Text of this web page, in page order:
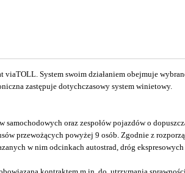
viaTOLL. System swoim działaniem obejmuje
zastępuje dotychczasowy system winietowy.
oraz zespołów pojazdów o
przewożących powyżej 9 osób. Zgodnie z
w nim odcinkach autostrad, dróg